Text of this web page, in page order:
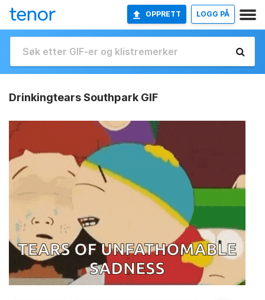
OPPRETT LOGG PÅ
Drinkingtears Southpark GIF